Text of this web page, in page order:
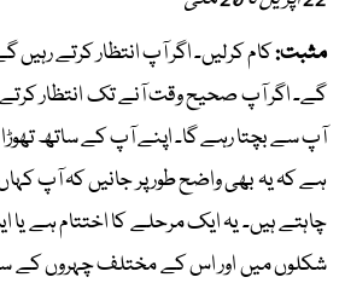
مثبت:کام کرلیں۔ اگر آپ انتظار کرتے رہیں
گے۔ اگر آپ صحیح وقت آنے تک انتظار
آپ سے بچتا رہے گا۔ اپنے آپ کے ساتھ
ہے کہ یہ بھی واضح طور پر جانیں کہ آپ
چاہتے ہیں۔ یہ ایک مرحلے کا اختتام ہے یا
شکلوں میں اور اس کے مختلف چہروں کے